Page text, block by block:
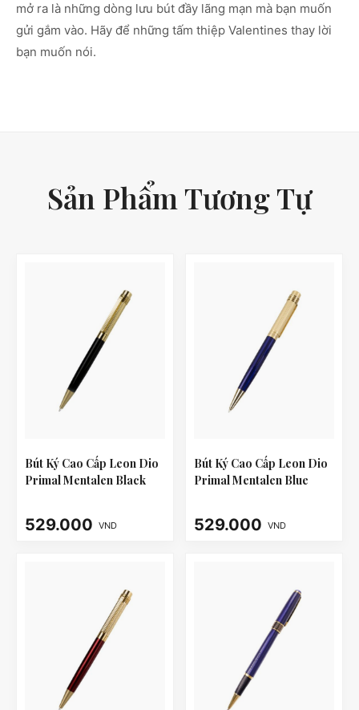
mở ra là những dòng lưu bút đầy lãng mạn mà bạn muốn
gửi gắm vào. Hãy để những tấm thiệp Valentines thay lời
bạn muốn nói.
Sản Phẩm Tương Tự
Bút Ký Cao Cấp Leon Dio
Primal Mentalen Black
529.000 VND
Bút Ký Cao Cấp Leon Dio
Primal Mentalen Blue
529.000 VND